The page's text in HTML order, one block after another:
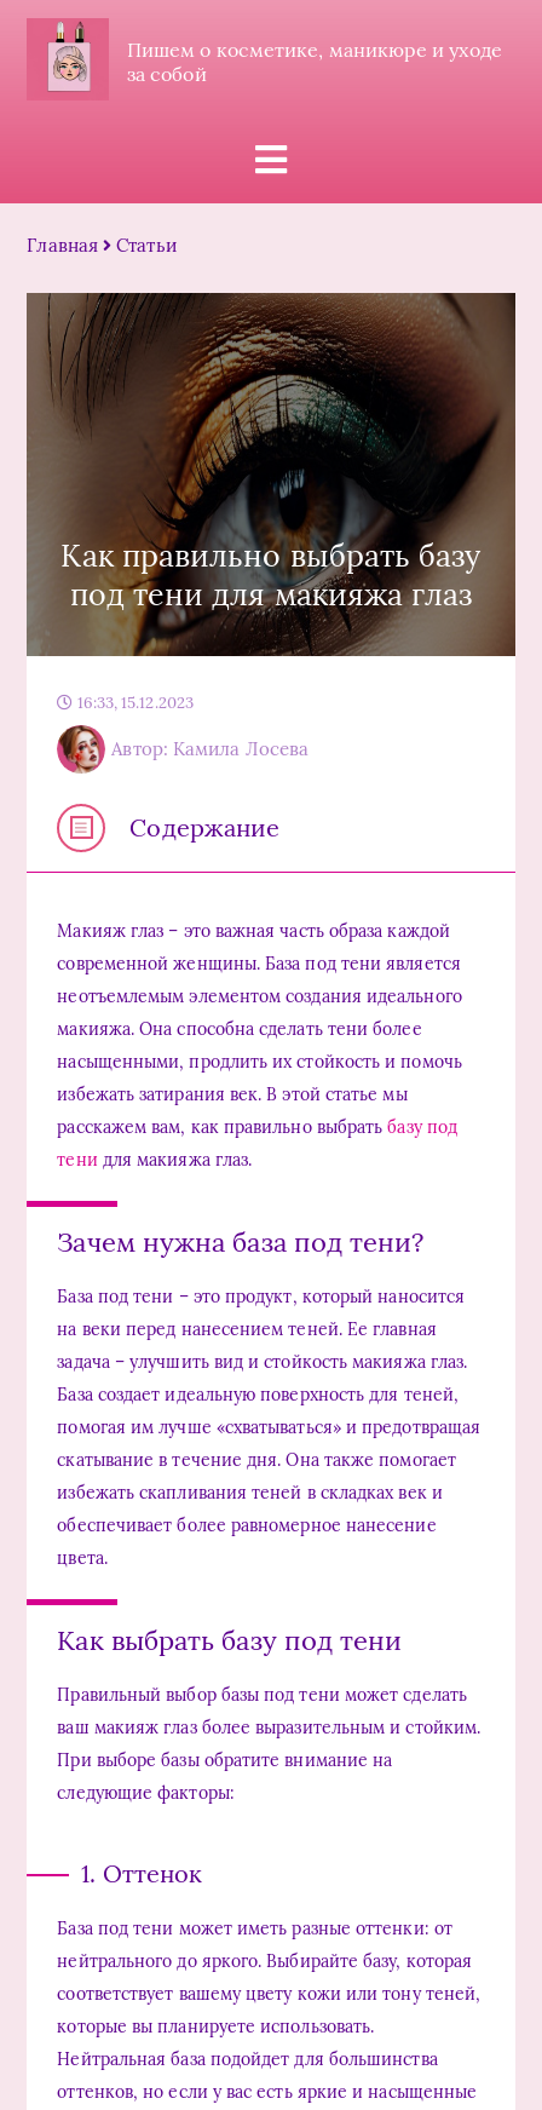
Пишем о косметике, маникюре и уходе
за собой
Главная Статьи
Как правильно выбрать базу
под тени для макияжа глаз
16:33, 15.12.2023
Автор: Камила Лосева
Содержание
Макияж глаз – это важная часть образа каждой
современной женщины. База под тени является
неотъемлемым элементом создания идеального
макияжа. Она способна сделать тени более
насыщенными, продлить их стойкость и помочь
избежать затирания век. В этой статье мы
расскажем вам, как правильно выбрать базу под
тени для макияжа глаз.
Зачем нужна база под тени?
База под тени – это продукт, который наносится
на веки перед нанесением теней. Ее главная
задача – улучшить вид и стойкость макияжа глаз.
База создает идеальную поверхность для теней,
помогая им лучше «схватываться» и предотвращая
скатывание в течение дня. Она также помогает
избежать скапливания теней в складках век и
обеспечивает более равномерное нанесение
цвета.
Как выбрать базу под тени
Правильный выбор базы под тени может сделать
ваш макияж глаз более выразительным и стойким.
При выборе базы обратите внимание на
следующие факторы:
1. Оттенок
База под тени может иметь разные оттенки: от
нейтрального до яркого. Выбирайте базу, которая
соответствует вашему цвету кожи или тону теней,
которые вы планируете использовать.
Нейтральная база подойдет для большинства
оттенков, но если у вас есть яркие и насыщенные